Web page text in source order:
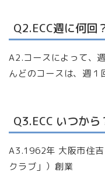
Q2.ECC週に何回
A2.コースによって、
んどのコースは、週１
Q3.ECC いつから
A3.1962年 大阪市住吉
クラブ」）創業